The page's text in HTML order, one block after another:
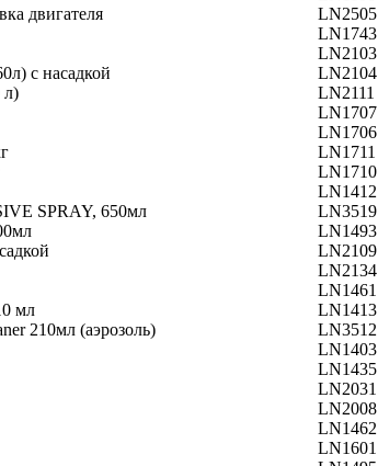
двигателя
LN2505
LN1743
LN2103
с насадкой
LN2104
л)
LN2111
LN1707
LN1706
LN1711
LN1710
LN1412
SPRAY, 650мл
LN3519
LN1493
LN2109
LN2134
LN1461
мл
LN1413
210мл (аэрозоль)
LN3512
LN1403
LN1435
LN2031
LN2008
LN1462
LN1601